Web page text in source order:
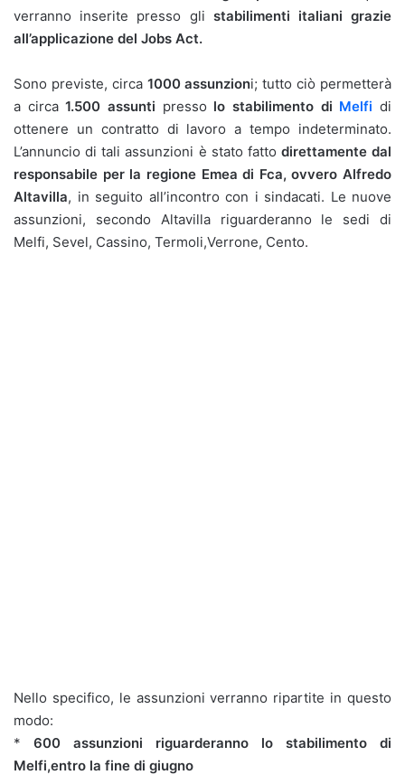
verranno inserite presso gli stabilimenti italiani grazie
all’applicazione del Jobs Act.
Sono previste, circa1000 assunzioni; tutto ciò permetterà
a circa1.500 assunti presso lo stabilimento di Melfi di
ottenere un contratto di lavoro a tempo indeterminato.
L’annuncio di tali assunzioni è stato fatto direttamente dal
responsabile per la regione Emea di Fca, ovvero Alfredo
Altavilla, in seguito all’incontro con i sindacati. Le nuove
assunzioni, secondo Altavilla riguarderanno le sedi di
Melfi, Sevel, Cassino, Termoli,Verrone, Cento.
Nello specifico, le assunzioni verranno ripartite in questo
modo:
* 600 assunzioni riguarderanno lo stabilimento di
Melfi,entro la fine di giugno